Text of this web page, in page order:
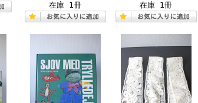
在庫 1冊
在庫 1冊